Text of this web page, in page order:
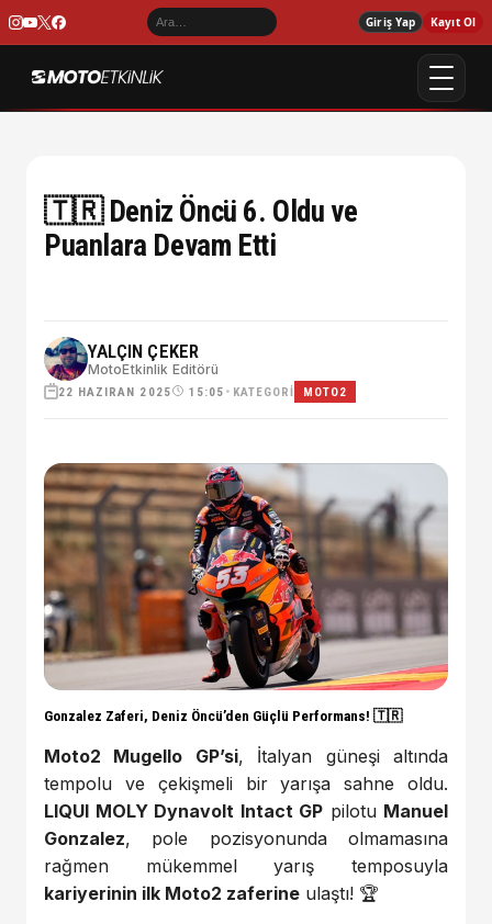
Giriş Yap Kayıt Ol
🇹🇷 Deniz Öncü 6. Oldu ve
Puanlara Devam Etti
YALÇIN ÇEKER
MotoEtkinlik Editörü
22 HAZIRAN 2025 15:05 • KATEGORI MOTO2
Gonzalez Zaferi, Deniz Öncü’den Güçlü Performans! 🇹🇷
Moto2 Mugello GP’si, İtalyan güneşi altında
tempolu ve çekişmeli bir yarışa sahne oldu.
LIQUI MOLY Dynavolt Intact GP pilotu Manuel
Gonzalez, pole pozisyonunda olmamasına
rağmen mükemmel yarış temposuyla
kariyerinin ilk Moto2 zaferine ulaştı! 🏆